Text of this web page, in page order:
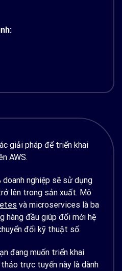
giải pháp để triển khai
AWS.
doanh nghiệp sẽ sử dụng
lên trong sản xuất. Mô
và microservices là ba
hàng đầu giúp đổi mới hệ
đổi kỹ thuật số.
đang muốn triển khai
trực tuyến này là dành